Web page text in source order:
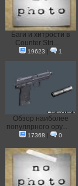
Баги и хитрости в
Counter Stri...
19623 | 1
Обзор наиболее
популярного ору...
17368 | 0